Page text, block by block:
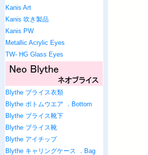
Kanis Art
Kanis 吹き製品
Kanis PW
Metallic Acrylic Eyes
TW- HG Glass Eyes
Blythe ブライス衣類
Blythe ボトムウエア ．Bottom
Blythe ブライス靴下
Blythe ブライス靴
Blythe アイチップ
Blythe キャリングケース ．Bag